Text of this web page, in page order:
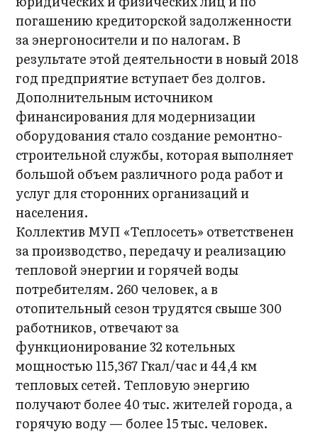
погашению кредиторской задолженности
за энергоносители и по налогам. В
результате этой деятельности в новый 2018
год предприятие вступает без долгов.
Дополнительным источником
финансирования для модернизации
оборудования стало создание ремонтно-
строительной службы, которая выполняет
большой объем различного рода работ и
услуг для сторонних организаций и
населения.
Коллектив МУП «Теплосеть» ответственен
за производство, передачу и реализацию
тепловой энергии и горячей воды
потребителям. 260 человек, а в
отопительный сезон трудятся свыше 300
работников, отвечают за
функционирование 32 котельных
мощностью 115,367 Гкал/час и 44,4 км
тепловых сетей. Тепловую энергию
получают более 40 тыс. жителей города, а
горячую воду — более 15 тыс. человек.